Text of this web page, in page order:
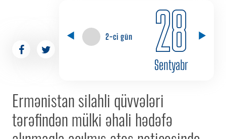
2-ci gün 28
Sentyabr
Ermənistan silahli qüvvələri
tərəfindən mülki əhali hədəfə